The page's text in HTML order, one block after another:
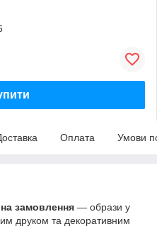
Оплата Умови
замовлення — образи у
друком та декоративним